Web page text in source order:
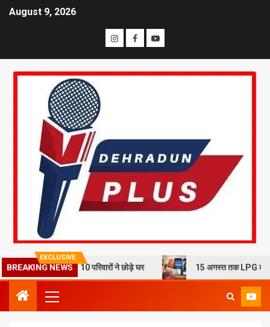
August 9, 2026
EXCLUSIVE
BREAKING NEWS
से दहशत, 10 परिवारों ने छोड़े घर 15 अगस्त तक LPG कनेक्शन की e-